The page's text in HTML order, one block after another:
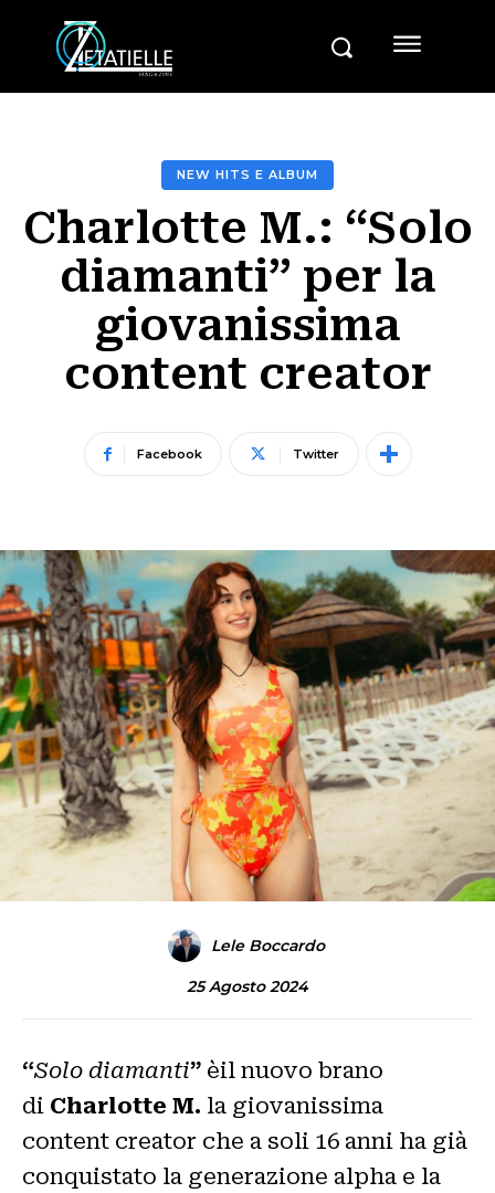
NEW HITS E ALBUM
Charlotte M.: “Solo
diamanti” per la
giovanissima
content creator
Facebook Twitter
Lele Boccardo
25 Agosto 2024
“Solo diamanti” èil nuovo brano
di Charlotte M. la giovanissima
content creator che a soli 16 anni ha già
conquistato la generazione alpha e la